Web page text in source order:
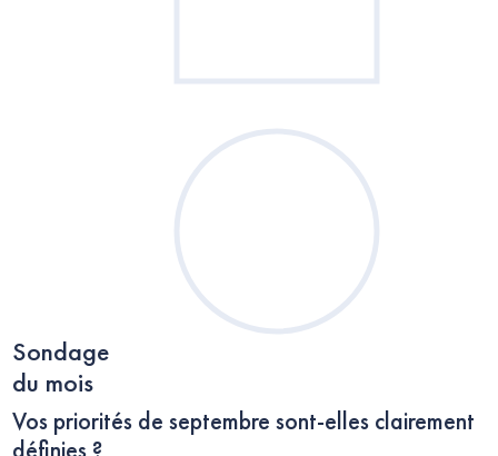
Sondage
du mois
Vos priorités de septembre sont-elles clairement